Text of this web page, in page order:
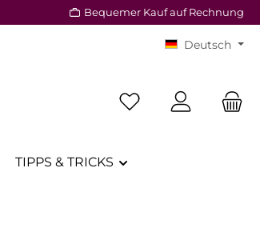
Bequemer Kauf auf Rechnung
Deutsch
Du hast 0 Produkte
TIPPS & TRICKS